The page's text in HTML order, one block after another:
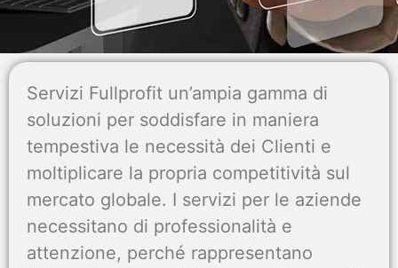
Servizi Fullprofit un’ampia gamma di
soluzioni per soddisfare in maniera
tempestiva le necessità dei Clienti e
moltiplicare la propria competitività sul
mercato globale. I servizi per le aziende
necessitano di professionalità e
attenzione, perché rappresentano